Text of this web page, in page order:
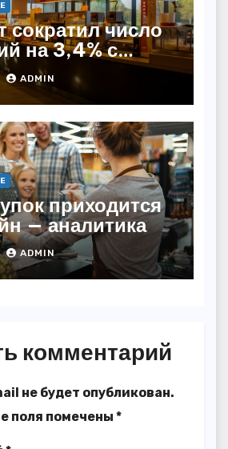
сократил число
на 3,4% с
— INFOLine
ADMIN
приходится
— аналитика
ADMIN
комментарий
не будет опубликован.
поля помечены *